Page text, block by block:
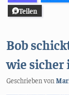
Teilen
Bob
wie sicher
Geschrieben von